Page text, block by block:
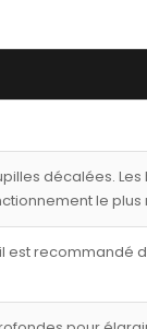
décalées.
le plus
recommandé